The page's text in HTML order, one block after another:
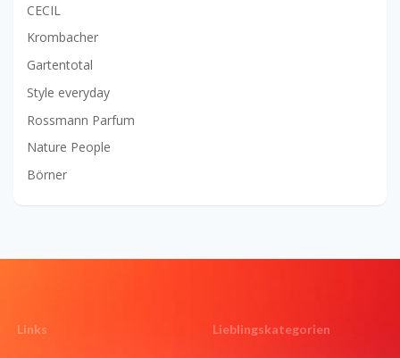
CECIL
Krombacher
Gartentotal
Style everyday
Rossmann Parfum
Nature People
Börner
Links Lieblingskategorien